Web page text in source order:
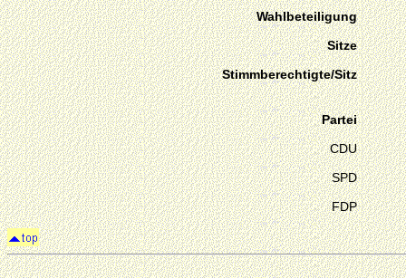
Wahlbeteiligung
Sitze
Stimmberechtigte/Sitz
Partei
CDU
SPD
FDP